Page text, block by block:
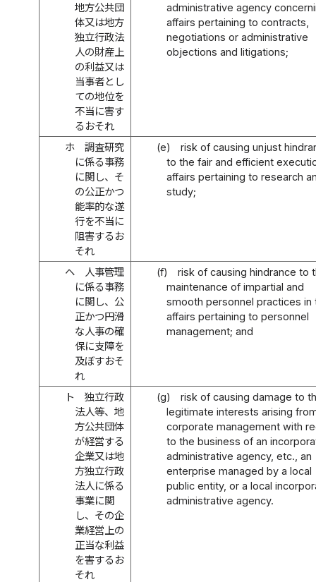
地方公共団
体又は地方
独立行政法
人の財産上
の利益又は
当事者とし
ての地位を
不当に害す
るおそれ
administrative agency
affairs pertaining to contracts,
negotiations or administrative
objections and litigations;
ホ
調査研究
に係る事務
に関し、そ
の公正かつ
能率的な遂
行を不当に
阻害するお
それ
(e)
risk of causing unjust
to the fair and efficient
affairs pertaining to research
study;
ヘ
人事管理
に係る事務
に関し、公
正かつ円滑
な人事の確
保に支障を
及ぼすおそ
れ
(f)
risk of causing hindrance to
maintenance of impartial and
smooth personnel practices in
affairs pertaining to personnel
management; and
ト
独立行政
法人等、地
方公共団体
が経営する
企業又は地
方独立行政
法人に係る
事業に関
し、その企
業経営上の
正当な利益
を害するお
それ
(g)
risk of causing damage to
legitimate interests arising
corporate management with
to the business of an
administrative agency, etc., an
enterprise managed by a local
public entity, or a local
administrative agency.